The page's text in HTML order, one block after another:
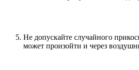
Не допускайте случайного
может произойти и через